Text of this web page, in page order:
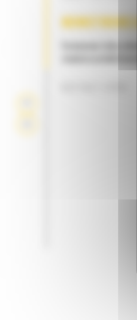
Formowana tylna